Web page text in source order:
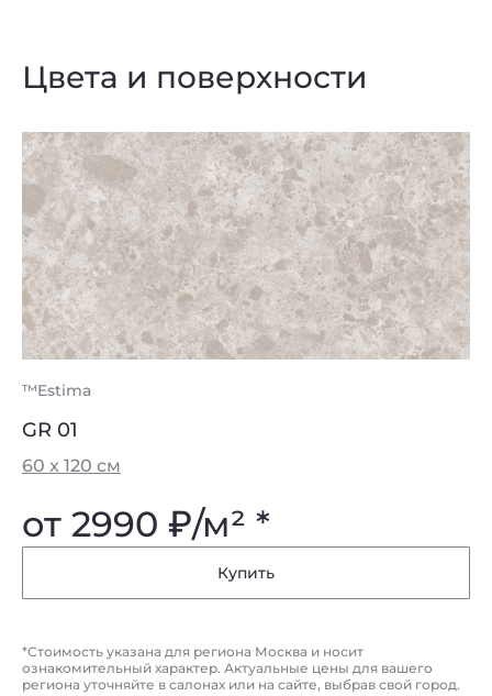
Цвета и поверхности
™Estima
GR 01
60 x 120 см
от 2990 ₽/м² *
Купить
*Стоимость указана для региона Москва и носит
ознакомительный характер. Актуальные цены для вашего
региона уточняйте в салонах или на сайте, выбрав свой город.